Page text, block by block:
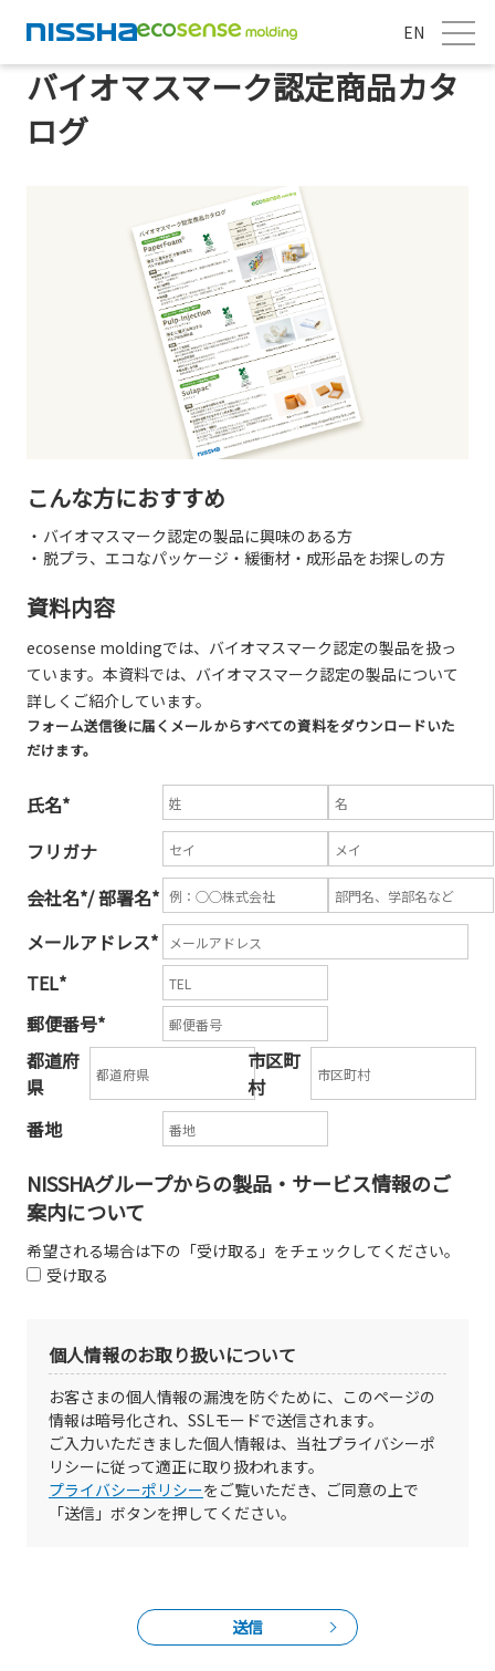
EN
バイオマスマーク認定商品カタ
ログ
こんな方におすすめ
バイオマスマーク認定の製品に興味のある方
脱プラ、エコなパッケージ・緩衝材・成形品をお探しの方
資料内容
ecosense moldingでは、バイオマスマーク認定の製品を扱っ
ています。本資料では、バイオマスマーク認定の製品について
詳しくご紹介しています。
フォーム送信後に届くメールからすべての資料をダウンロードいた
だけます。
氏名*
フリガナ
会社名*/ 部署名*
メールアドレス*
TEL*
郵便番号*
都道府
県
市区町
村
番地
NISSHAグループからの製品・サービス情報のご
案内について
希望される場合は下の「受け取る」をチェックしてください。
受け取る
個人情報のお取り扱いについて
お客さまの個人情報の漏洩を防ぐために、このページの
情報は暗号化され、SSLモードで送信されます。
ご入力いただきました個人情報は、当社プライバシーポ
リシーに従って適正に取り扱われます。
プライバシーポリシーをご覧いただき、ご同意の上で
「送信」ボタンを押してください。
送信